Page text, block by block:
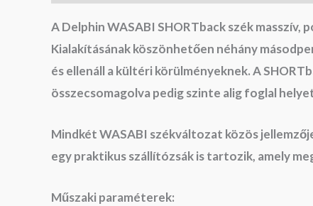
A Delphin WASABI SHORTback szék
Kialakításának köszönhetően néhány
és ellenáll a kültéri körülményeknek. A
összecsomagolva pedig szinte alig foglal
Mindkét WASABI székváltozat közös
egy praktikus szállítózsák is tartozik, amely
Műszaki paraméterek: